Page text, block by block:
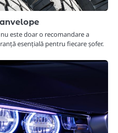
este doar o recomandare a
esențială pentru fiecare șofer.